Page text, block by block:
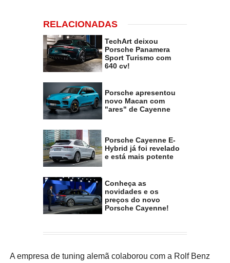
RELACIONADAS
TechArt deixou
Porsche Panamera
Sport Turismo com
640 cv!
Porsche apresentou
novo Macan com
"ares" de Cayenne
Porsche Cayenne E-
Hybrid já foi revelado
e está mais potente
Conheça as
novidades e os
preços do novo
Porsche Cayenne!
A empresa de tuning alemã colaborou com a Rolf Benz